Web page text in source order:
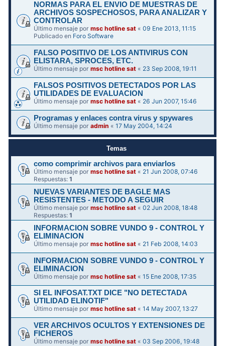
NORMAS PARA EL ENVIO DE MUESTRAS DE
ARCHIVOS SOSPECHOSOS, PARA ANALIZAR Y
CONTROLAR
Último mensaje pormsc hotline sat «09 Ene 2013, 11:15
Publicado en Foro Software
FALSO POSITIVO DE LOS ANTIVIRUS CON
ELISTARA, SPROCES, ETC.
Último mensaje pormsc hotline sat « 23 Sep 2008, 19:11
FALSOS POSITIVOS DETECTADOS POR LAS
UTILIDADES DE EVALUACION
Último mensaje pormsc hotline sat « 26 Jun 2007, 15:46
Programas y enlaces contra virus y spywares
Último mensaje poradmin «17 May 2004, 14:24
Temas
como comprimir archivos para enviarlos
Último mensaje pormsc hotline sat « 21 Jun 2008, 07:46
Respuestas:1
NUEVAS VARIANTES DE BAGLE MAS
RESISTENTES - METODO A SEGUIR
Último mensaje pormsc hotline sat «02 Jun 2008, 18:48
Respuestas:1
INFORMACION SOBRE VUNDO 9 - CONTROL Y
ELIMINACION
Último mensaje pormsc hotline sat « 21 Feb 2008, 14:03
INFORMACION SOBRE VUNDO 9 - CONTROL Y
ELIMINACION
Último mensaje pormsc hotline sat «15 Ene 2008, 17:35
SI EL INFOSAT.TXT DICE "NO DETECTADA
UTILIDAD ELINOTIF"
Último mensaje pormsc hotline sat «14 May 2007, 13:27
VER ARCHIVOS OCULTOS Y EXTENSIONES DE
FICHEROS
Último mensaje pormsc hotline sat «03 Sep 2006, 19:48